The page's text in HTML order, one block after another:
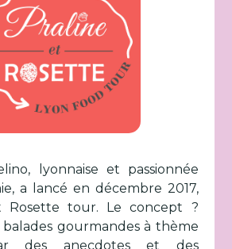
lyonnaise et passionnée
a lancé en décembre 2017,
Rosette tour. Le concept ?
balades gourmandes à thème
des anecdotes et des